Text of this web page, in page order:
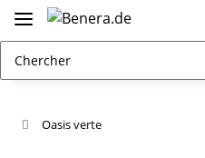
Oasis verte